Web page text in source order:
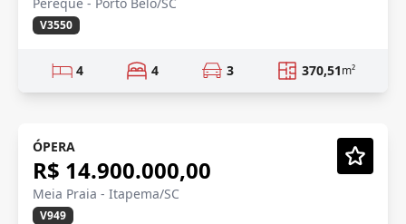
V3550
4 4 3 370,51m²
FRENTE MAR
Vídeo
Em Construção
ÓPERA
R$ 14.900.000,00
Meia Praia - Itapema/SC
V949